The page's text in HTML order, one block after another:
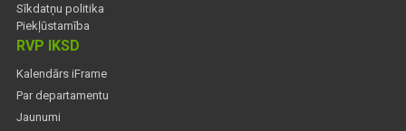
Sīkdatņu politika
Piekļūstamība
RVP IKSD
Kalendārs iFrame
Par departamentu
Jaunumi